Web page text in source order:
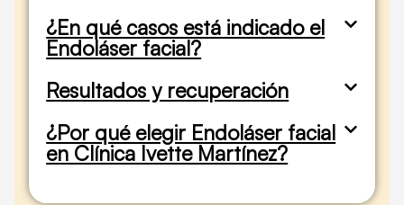
¿En qué casos está indicado el
Endoláser facial?
Resultados y recuperación
¿Por qué elegir Endoláser facial
en Clínica Ivette Martínez?